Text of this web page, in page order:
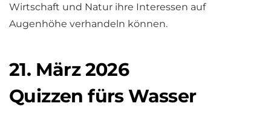
Wirtschaft und Natur ihre Interessen auf
Augenhöhe verhandeln können.
21. März 2026
Quizzen fürs Wasser